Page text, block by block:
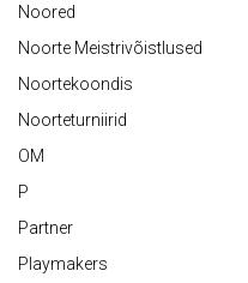
Noored
Noorte Meistrivõistlused
Noortekoondis
Noorteturniirid
OM
P
Partner
Playmakers